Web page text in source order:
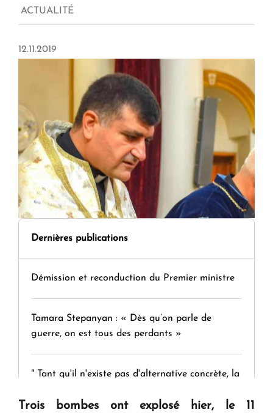
ACTUALITÉ
12.11.2019
Dernières publications
Démission et reconduction du Premier ministre
Tamara Stepanyan : « Dès qu’on parle de
guerre, on est tous des perdants »
" Tant qu'il n'existe pas d'alternative concrète, la
Trois bombes ont explosé hier, le 11